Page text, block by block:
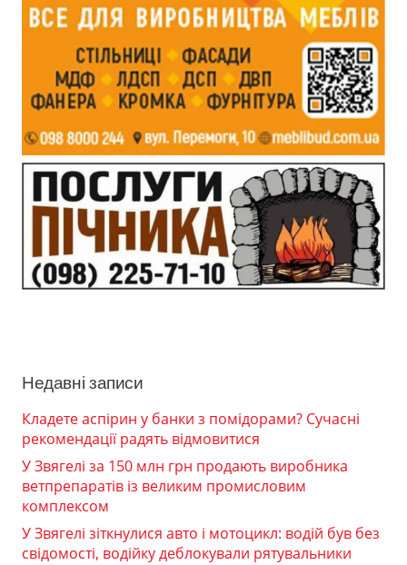
Недавні записи
Кладете аспірин у банки з помідорами? Сучасні
рекомендації радять відмовитися
У Звягелі за 150 млн грн продають виробника
ветпрепаратів із великим промисловим
комплексом
У Звягелі зіткнулися авто і мотоцикл: водій був без
свідомості, водійку деблокували рятувальники